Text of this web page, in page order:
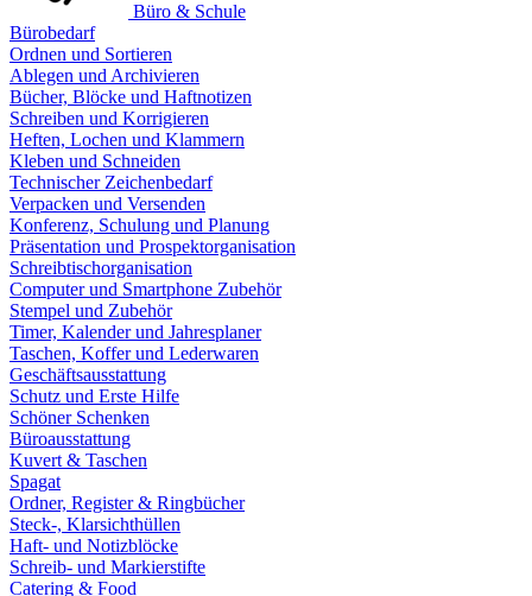
Büro & Schule
Bürobedarf
Ordnen und Sortieren
Ablegen und Archivieren
Bücher, Blöcke und Haftnotizen
Schreiben und Korrigieren
Heften, Lochen und Klammern
Kleben und Schneiden
Technischer Zeichenbedarf
Verpacken und Versenden
Konferenz, Schulung und Planung
Präsentation und Prospektorganisation
Schreibtischorganisation
Computer und Smartphone Zubehör
Stempel und Zubehör
Timer, Kalender und Jahresplaner
Taschen, Koffer und Lederwaren
Geschäftsausstattung
Schutz und Erste Hilfe
Schöner Schenken
Büroausstattung
Kuvert & Taschen
Spagat
Ordner, Register & Ringbücher
Steck-, Klarsichthüllen
Haft- und Notizblöcke
Schreib- und Markierstifte
Catering & Food